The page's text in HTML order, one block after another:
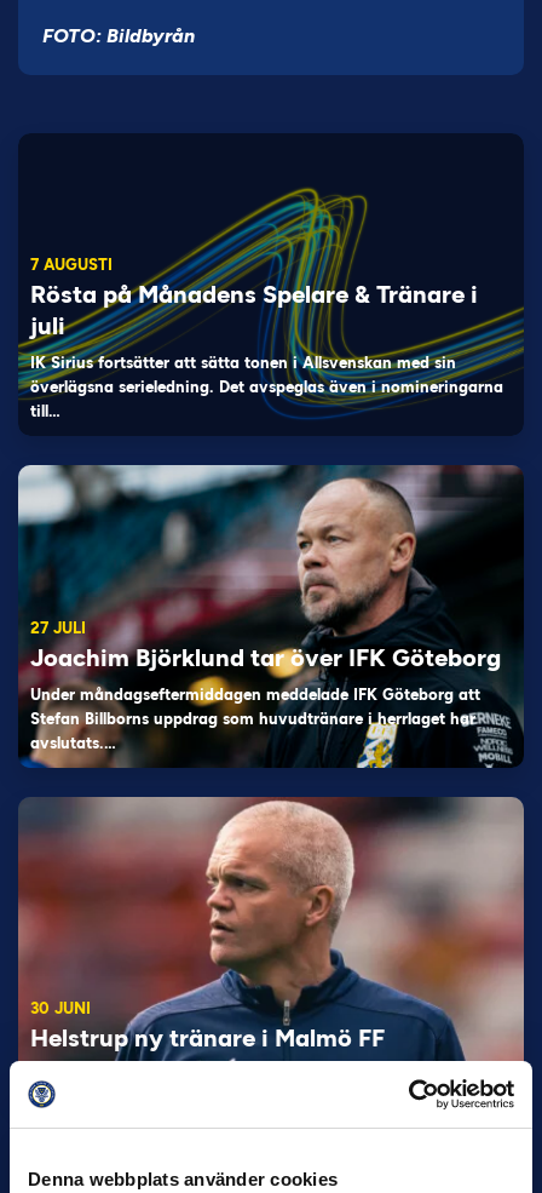
Denna webbplats använder cookies
FOTO: Bildbyrån
7 AUGUSTI
Rösta på Månadens Spelare & Tränare i
juli
IK Sirius fortsätter att sätta tonen i Allsvenskan med sin
överlägsna serieledning. Det avspeglas även i nomineringarna
till…
27 JULI
Joachim Björklund tar över IFK Göteborg
Under måndagseftermiddagen meddelade IFK Göteborg att
Stefan Billborns uppdrag som huvudtränare i herrlaget har
avslutats.…
30 JUNI
Helstrup ny tränare i Malmö FF